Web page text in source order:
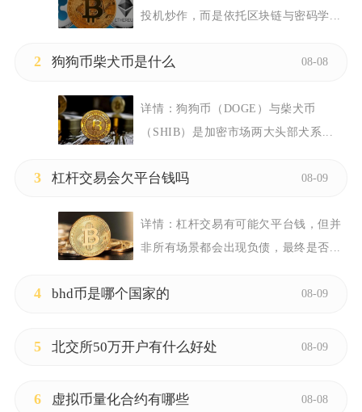
投机炒作，而是依托区块链与密码学...
2 狗狗币柴犬币是什么 08-08
详情：狗狗币（DOGE）与柴犬币
（SHIB）是加密市场两大头部犬系...
3 杠杆交易会欠平台钱吗 08-09
详情：杠杆交易有可能欠平台钱，但并
非所有场景都会出现负债，最终是否...
4 bhd币是哪个国家的 08-09
5 北交所50万开户有什么好处 08-09
6 虚拟币量化合约有哪些 08-08